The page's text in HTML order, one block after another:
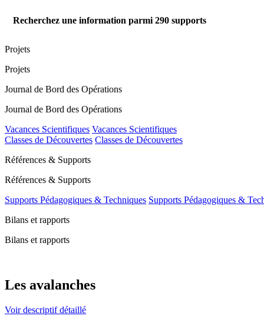
Recherchez une information parmi 290 supports
Projets
Projets
Journal de Bord des Opérations
Journal de Bord des Opérations
Vacances Scientifiques Vacances Scientifiques
Classes de Découvertes Classes de Découvertes
Références & Supports
Références & Supports
Supports Pédagogiques & Techniques Supports Pédagogiques &
Bilans et rapports
Bilans et rapports
Les avalanches
Voir descriptif détaillé